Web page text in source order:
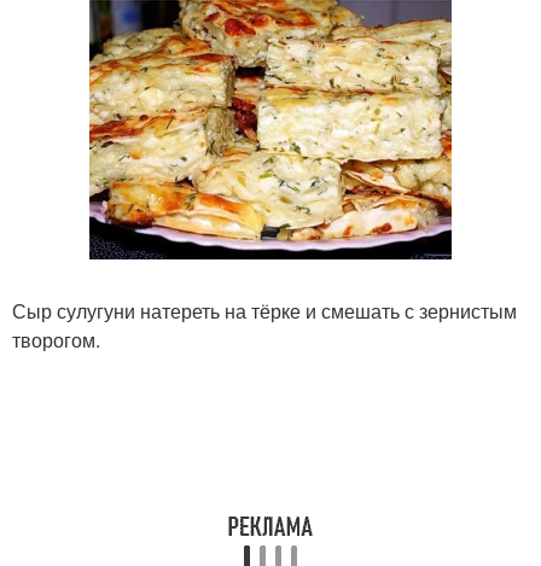
Сыр сулугуни натереть на тёрке и смешать с зернистым
творогом.